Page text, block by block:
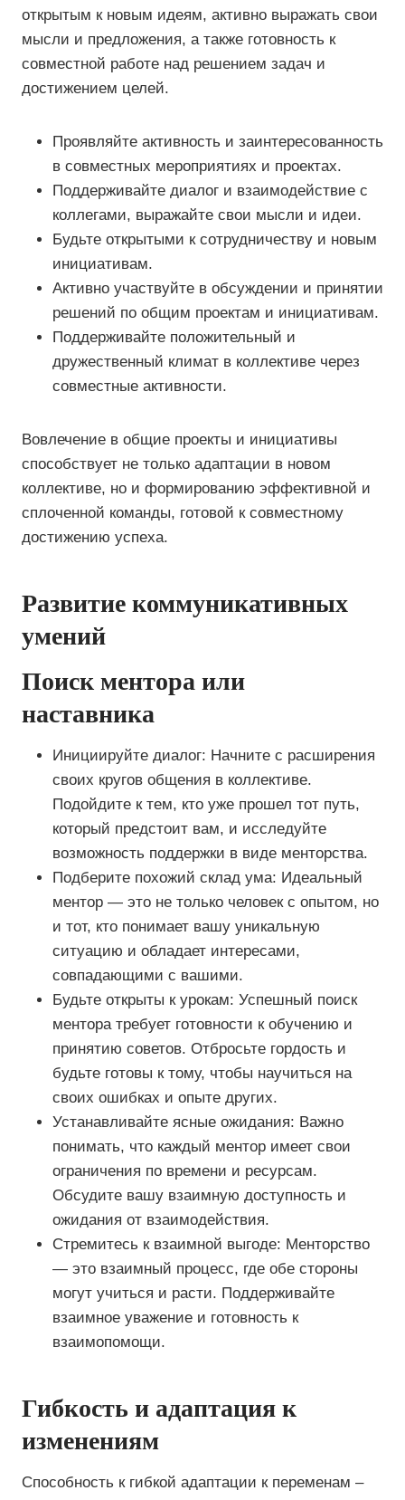
открытым к новым идеям, активно выражать свои
мысли и предложения, а также готовность к
совместной работе над решением задач и
достижением целей.
Проявляйте активность и заинтересованность
в совместных мероприятиях и проектах.
Поддерживайте диалог и взаимодействие с
коллегами, выражайте свои мысли и идеи.
Будьте открытыми к сотрудничеству и новым
инициативам.
Активно участвуйте в обсуждении и принятии
решений по общим проектам и инициативам.
Поддерживайте положительный и
дружественный климат в коллективе через
совместные активности.
Вовлечение в общие проекты и инициативы
способствует не только адаптации в новом
коллективе, но и формированию эффективной и
сплоченной команды, готовой к совместному
достижению успеха.
Развитие коммуникативных
умений
Поиск ментора или
наставника
Инициируйте диалог: Начните с расширения
своих кругов общения в коллективе.
Подойдите к тем, кто уже прошел тот путь,
который предстоит вам, и исследуйте
возможность поддержки в виде менторства.
Подберите похожий склад ума: Идеальный
ментор — это не только человек с опытом, но
и тот, кто понимает вашу уникальную
ситуацию и обладает интересами,
совпадающими с вашими.
Будьте открыты к урокам: Успешный поиск
ментора требует готовности к обучению и
принятию советов. Отбросьте гордость и
будьте готовы к тому, чтобы научиться на
своих ошибках и опыте других.
Устанавливайте ясные ожидания: Важно
понимать, что каждый ментор имеет свои
ограничения по времени и ресурсам.
Обсудите вашу взаимную доступность и
ожидания от взаимодействия.
Стремитесь к взаимной выгоде: Менторство
— это взаимный процесс, где обе стороны
могут учиться и расти. Поддерживайте
взаимное уважение и готовность к
взаимопомощи.
Гибкость и адаптация к
изменениям
Способность к гибкой адаптации к переменам –